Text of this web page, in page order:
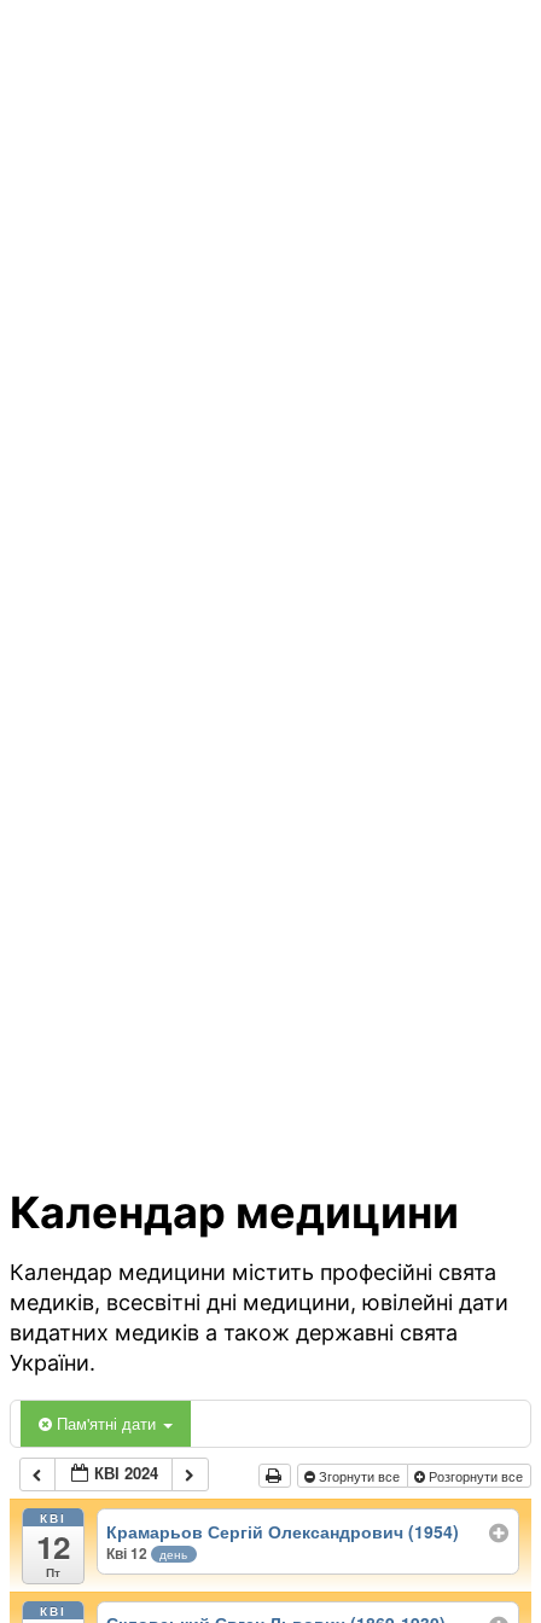
Календар медицини
Календар медицини містить професійні свята
медиків, всесвітні дні медицини, ювілейні дати
видатних медиків а також державні свята
України.
Пам'ятні дати
КВІ 2024 Згорнути все Розгорнути все
КВІ
12
Пт
Крамарьов Сергій Олександрович (1954)
Кві 12 день
КВІ